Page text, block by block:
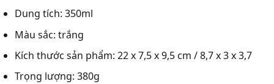
Dung tích: 350ml
Màu sắc: trắng
Kích thước sản phẩm: 22 x 7,5 x 9,5 cm / 8,7 x 3 x 3,7
Trọng lượng: 380g